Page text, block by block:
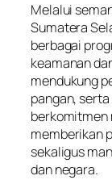
Melalui
Sumatera
berbagai
keamanan
mendukung
pangan,
berkomitmen
memberikan
sekaligus
dan negara.